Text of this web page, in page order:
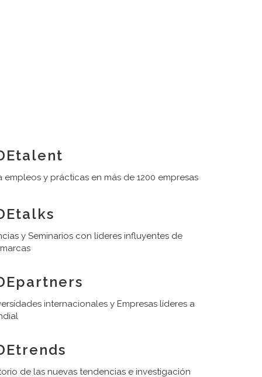
empleos y prácticas en más de 1200 empresas
y Seminarios con líderes influyentes de
internacionales y Empresas líderes a
de las nuevas tendencias e investigación